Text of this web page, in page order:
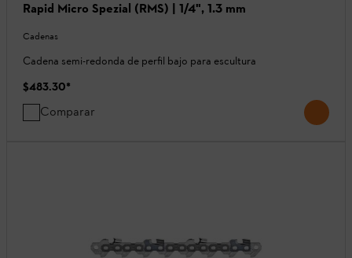
Rapid Micro Spezial (RMS) | 1/4", 1.3 mm
Cadenas
Cadena semi-redonda de perfil bajo para escultura
$483.30*
Comparar